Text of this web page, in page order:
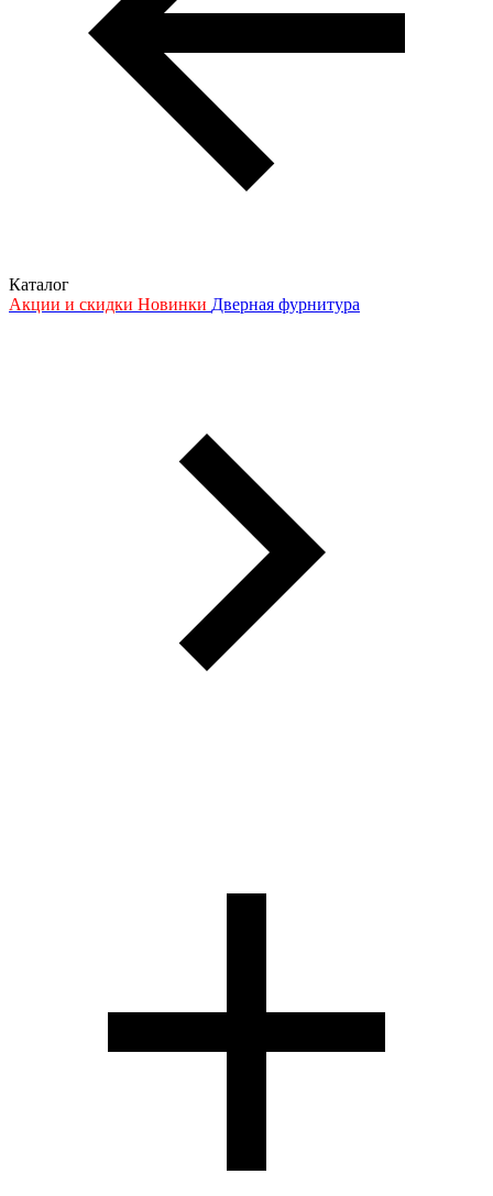
Каталог
Акции и скидки Новинки Дверная фурнитура